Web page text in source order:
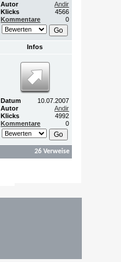
Autor
Andir
Klicks
4566
Kommentare
0
Infos
Datum
10.07.2007
Autor
Andir
Klicks
4992
Kommentare
0
26 Verweise